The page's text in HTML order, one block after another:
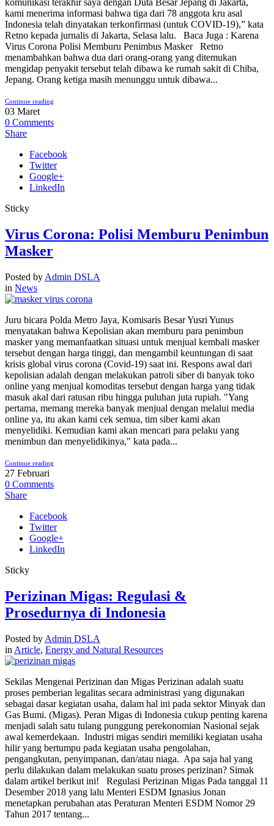
komunikasi terakhir saya dengan Duta Besar Jepang di Jakarta,
kami menerima informasi bahwa tiga dari 78 anggota kru asal
Indonesia telah dinyatakan terkonfirmasi (untuk COVID-19),” kata
Retno kepada jurnalis di Jakarta, Selasa lalu. Baca Juga : Karena
Virus Corona Polisi Memburu Penimbus Masker Retno
menambahkan bahwa dua dari orang-orang yang ditemukan
mengidap penyakit tersebut telah dibawa ke rumah sakit di Chiba,
Jepang. Orang ketiga masih menunggu untuk dibawa...
Continue reading
03 Maret
0 Comments
Share
Facebook
Twitter
Google+
LinkedIn
Sticky
Virus Corona: Polisi Memburu Penimbun
Masker
Posted by Admin DSLA
in News
Juru bicara Polda Metro Jaya, Komisaris Besar Yusri Yunus
menyatakan bahwa Kepolisian akan memburu para penimbun
masker yang memanfaatkan situasi untuk menjual kembali masker
tersebut dengan harga tinggi, dan mengambil keuntungan di saat
krisis global virus corona (Covid-19) saat ini. Respons awal dari
kepolisian adalah dengan melakukan patroli siber di banyak toko
online yang menjual komoditas tersebut dengan harga yang tidak
masuk akal dari ratusan ribu hingga puluhan juta rupiah. "Yang
pertama, memang mereka banyak menjual dengan melalui media
online ya, itu akan kami cek semua, tim siber kami akan
menyelidiki. Kemudian kami akan mencari para pelaku yang
menimbun dan menyelidikinya," kata pada...
Continue reading
27 Februari
0 Comments
Share
Facebook
Twitter
Google+
LinkedIn
Sticky
Perizinan Migas: Regulasi &
Prosedurnya di Indonesia
Posted by Admin DSLA
in Article, Energy and Natural Resources
Sekilas Mengenai Perizinan dan Migas Perizinan adalah suatu
proses pemberian legalitas secara administrasi yang digunakan
sebagai dasar kegiatan usaha, dalam hal ini pada sektor Minyak dan
Gas Bumi. (Migas). Peran Migas di Indonesia cukup penting karena
menjadi salah satu tulang punggung perekonomian Nasional sejak
awal kemerdekaan. Industri migas sendiri memiliki kegiatan usaha
hilir yang bertumpu pada kegiatan usaha pengolahan,
pengangkutan, penyimpanan, dan/atau niaga. Apa saja hal yang
perlu dilakukan dalam melakukan suatu proses perizinan? Simak
dalam artikel berikut ini! Regulasi Perizinan Migas Pada tanggal 11
Desember 2018 yang lalu Menteri ESDM Ignasius Jonan
menetapkan perubahan atas Peraturan Menteri ESDM Nomor 29
Tahun 2017 tentang...